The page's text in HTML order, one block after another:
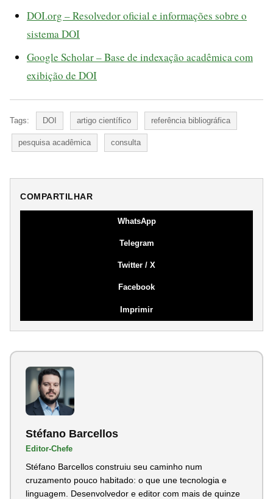
DOI.org – Resolvedor oficial e informações sobre o
sistema DOI
Google Scholar – Base de indexação acadêmica com
exibição de DOI
Tags: DOI artigo científico referência bibliográfica
pesquisa acadêmica consulta
COMPARTILHAR
WhatsApp
Telegram
Twitter / X
Facebook
Imprimir
Stéfano Barcellos
Editor-Chefe
Stéfano Barcellos construiu seu caminho num
cruzamento pouco habitado: o que une tecnologia e
linguagem. Desenvolvedor e editor com mais de quinze